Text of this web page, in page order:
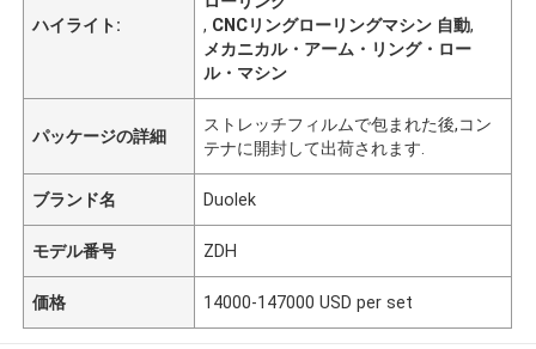
ハイライト:
, CNCリングローリングマシン 自動,
メカニカル・アーム・リング・ロー
ル・マシン
パッケージの詳細
ストレッチフィルムで包まれた後,コン
テナに開封して出荷されます.
ブランド名 Duolek
モデル番号 ZDH
価格 14000-147000 USD per set